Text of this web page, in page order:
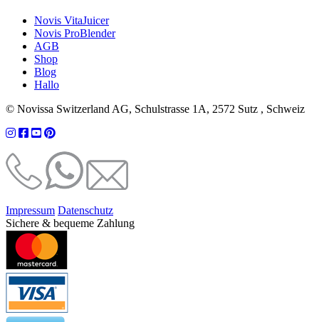
Novis VitaJuicer
Novis ProBlender
AGB
Shop
Blog
Hallo
© Novissa Switzerland AG, Schulstrasse 1A, 2572 Sutz , Schweiz
Impressum Datenschutz
Sichere & bequeme Zahlung